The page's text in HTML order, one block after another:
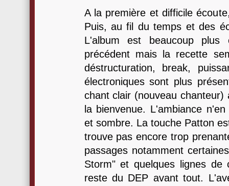
A la première et difficile
Puis, au fil du temps et des
L'album est beaucoup
précédent mais la recette
déstructuration, break,
électroniques sont plus
chant clair (nouveau
la bienvenue. L'ambiance
et sombre. La touche Patton
trouve pas encore trop
passages notamment
Storm" et quelques lignes de
reste du DEP avant tout.